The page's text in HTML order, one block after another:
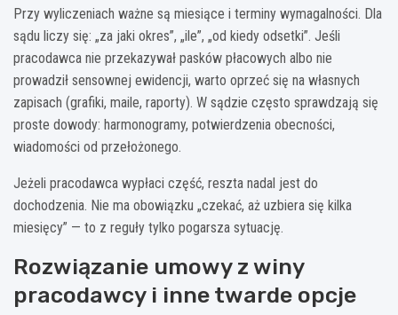
Przy wyliczeniach ważne są miesiące i terminy wymagalności. Dla
sądu liczy się: „za jaki okres”, „ile”, „od kiedy odsetki”. Jeśli
pracodawca nie przekazywał pasków płacowych albo nie
prowadził sensownej ewidencji, warto oprzeć się na własnych
zapisach (grafiki, maile, raporty). W sądzie często sprawdzają się
proste dowody: harmonogramy, potwierdzenia obecności,
wiadomości od przełożonego.
Jeżeli pracodawca wypłaci część, reszta nadal jest do
dochodzenia. Nie ma obowiązku „czekać, aż uzbiera się kilka
miesięcy” — to z reguły tylko pogarsza sytuację.
Rozwiązanie umowy z winy
pracodawcy i inne twarde opcje